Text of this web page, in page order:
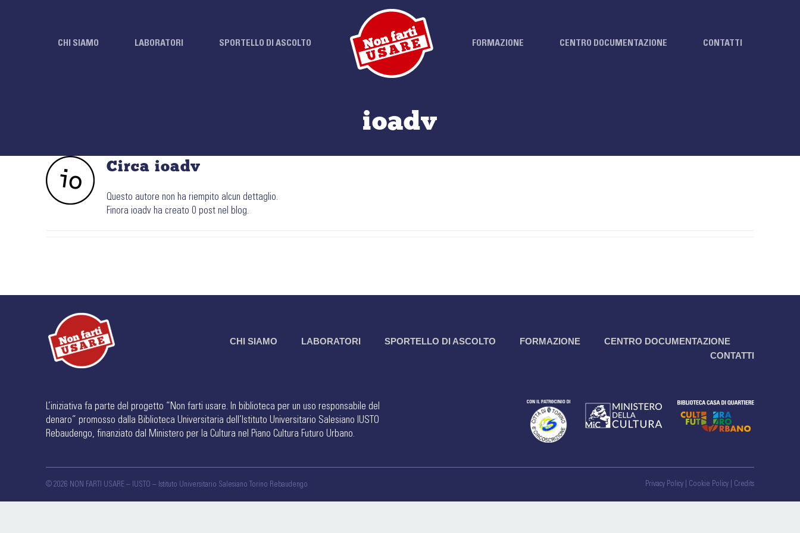
CHI SIAMO LABORATORI SPORTELLO DI ASCOLTO FORMAZIONE CENTRO DOCUMENTAZIONE CONTATTI
ioadv
Circa ioadv
Questo autore non ha riempito alcun dettaglio.
Finora ioadv ha creato 0 post nel blog.
CHI SIAMO LABORATORI SPORTELLO DI ASCOLTO FORMAZIONE
CENTRO DOCUMENTAZIONE
CONTATTI
L’iniziativa fa parte del progetto “Non farti usare. In biblioteca per un uso responsabile del
denaro” promosso dalla Biblioteca Universitaria dell’Istituto Universitario Salesiano IUSTO
Rebaudengo, finanziato dal Ministero per la Cultura nel Piano Cultura Futuro Urbano.
© 2026 NON FARTI USARE – IUSTO – Istituto Universitario Salesiano Torino Rebaudengo Privacy Policy| Cookie Policy| Credits